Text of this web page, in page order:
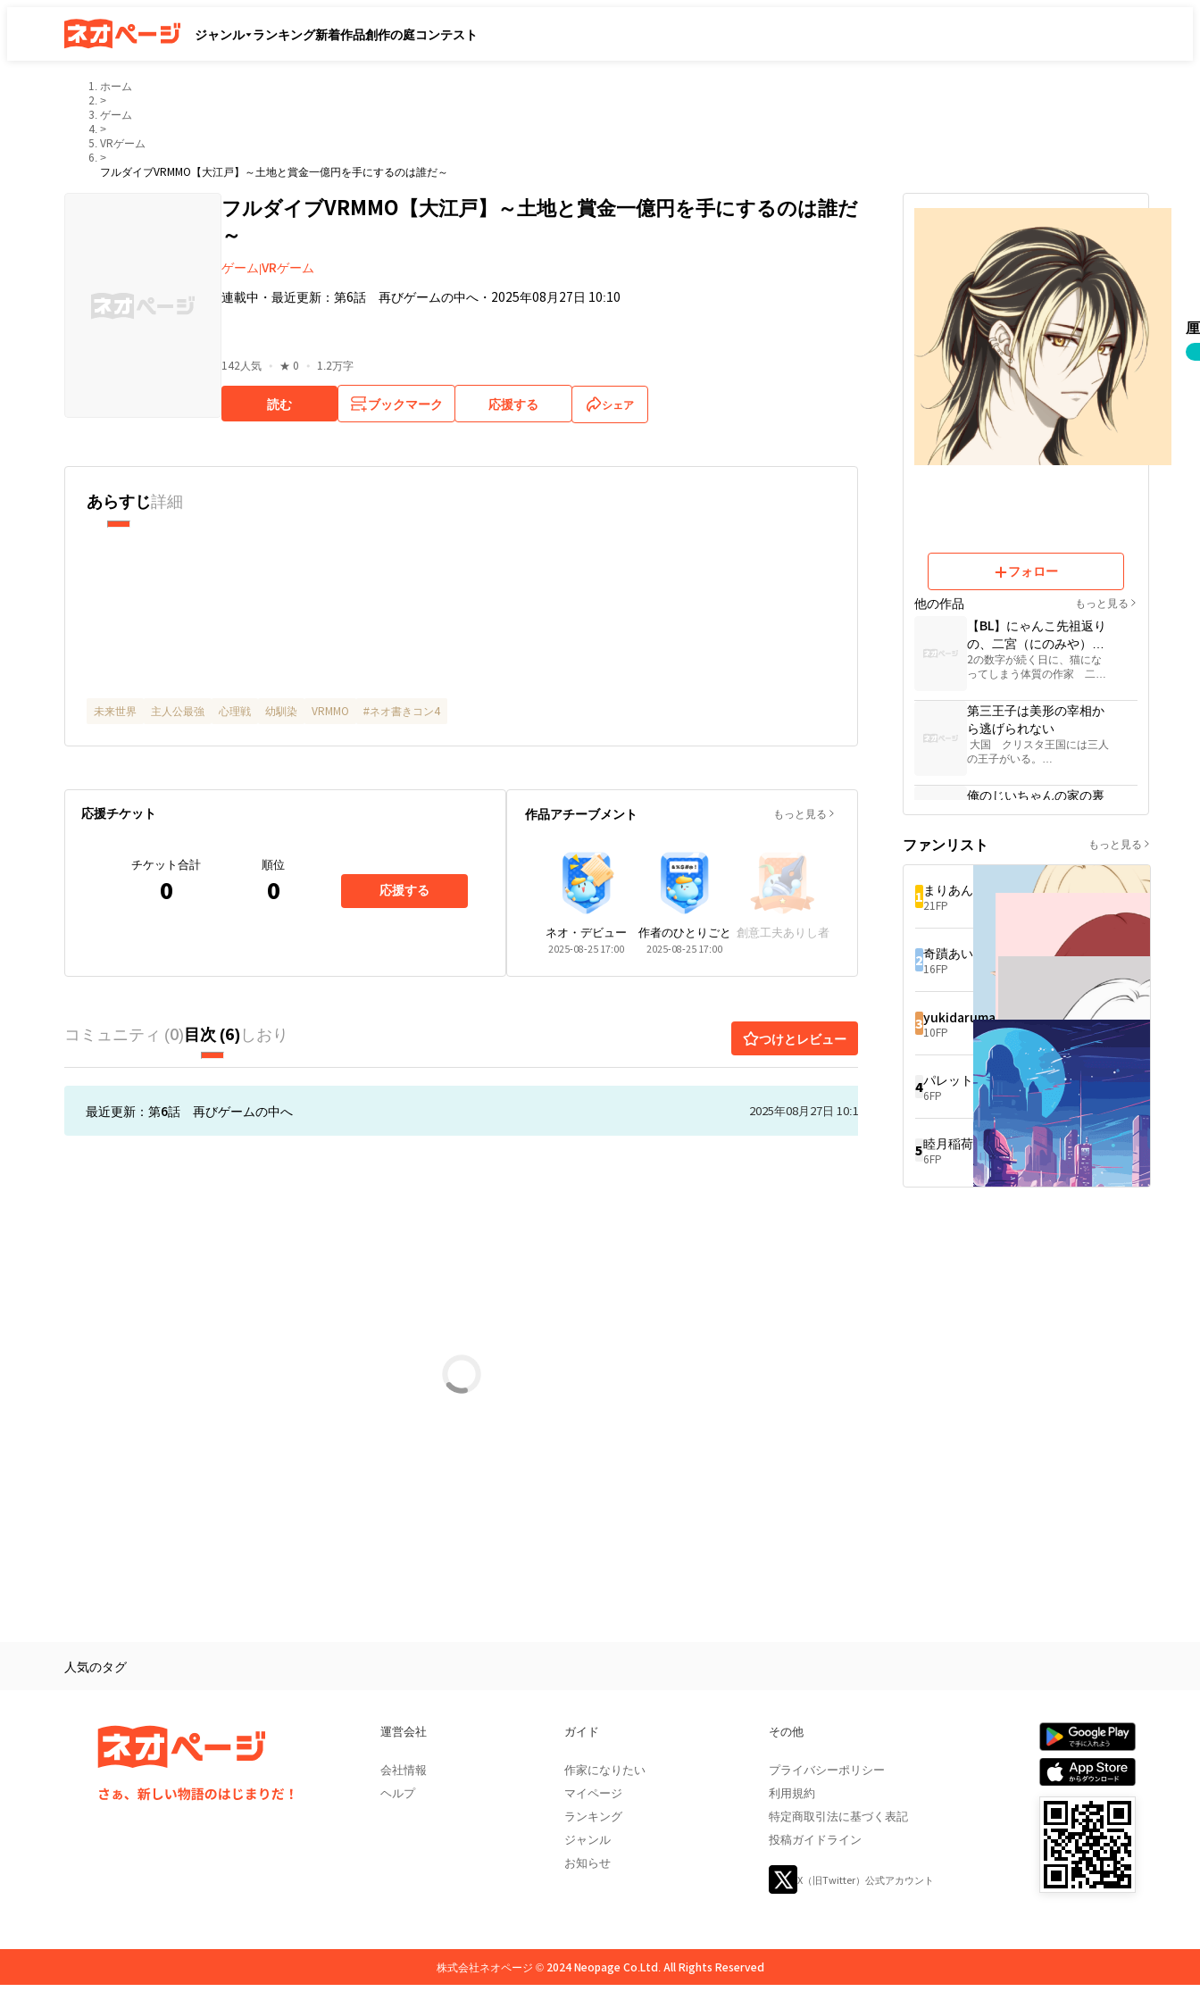
ジャンル ランキング新着作品創作の庭コンテスト
ホーム
>
ゲーム
>
VRゲーム
>
フルダイブVRMMO【大江戸】～土地と賞金一億円を手にするのは誰だ～
フルダイブVRMMO【大江戸】～土地と賞金一億円を手にするのは誰だ
～
ゲーム|VRゲーム
連載中 ・ 最近更新： 第6話 再びゲームの中へ ・ 2025年08月27日 10:10
142 人気 ・ ★ 0 ・ 1.2万字
読む ブックマーク 応援する シェア
あらすじ詳細
未来世界 主人公最強 心理戦 幼馴染 VRMMO #ネオ書きコン4
応援チケット
チケット合計
0
順位
0 応援する
作品アチーブメント もっと見る
ネオ・デビュー
2025-08-25 17:00
作者のひとりごと
2025-08-25 17:00
創意工夫ありし者
コミュニティ (0)目次 (6)しおり つけとレビュー
最近更新： 第6話 再びゲームの中へ 2025年08月27日 10:10
フォロー
他の作品
もっと見る
【BL】にゃんこ先祖返り
の、二宮（にのみや）先
生
2の数字が続く日に、猫にな
ってしまう体質の作家　二
や）。
隠しているが、友達で俳優 春
日　誉（かすが　ほまれ）に
見つかりそうになる。
執着系男子×猫体質男子
第三王子は美形の宰相か
ら逃げられない
大国　クリスタ王国には三人
の王子がいる。
神に『智』の加護をもらい隣
国の姫と結婚。子供が生まれ
て将来は安泰。
をもらい、騎士団団長へ。
兄たちには学業も体力も敵わ
なかった。
もう母（王妃）譲りの美貌
で微笑むしかない。いつから
か【微笑みの王子】と言われ
て老若男女問わず人気がある
らしい。俺はイメージを崩さ
ないように猫かぶりして過ご
だがいつもしつこく絡んで
くる奴がいる。美形の宰相
アレックス。
奴はそこにいるだけでキラキ
ラとライトが当たっているよ
うなオーラを振りまき、視線
が合えば男女問わず魅了する
という魔性の男。
俺の十八歳の【成人の儀】に
奴が数年ぶりに帰ってき
て…。
俺のじいちゃんの家の裏
山にダンジョンが見つか
いちゃんの住んでいる田舎へ
遊びに行った。
一年前にばあちゃんを亡くし
て、落ち込んでいるじいちゃ
んのために動画配信を勧めて
みた。盆栽や自然の風景に少
しずつ視聴者が増えていっ
ある日、偶然じいちゃんの家
の裏山にダンジョンを見つけ
てしまった。じいちゃんと一
緒にそこへ入ってみると…？
ファンリスト もっと見る
1まりあんぬ
21FP
2奇蹟あい
16FP
3yukidaruma
10FP
4パレット太郎
6FP
5睦月稲荷
6FP
人気のタグ
運営会社
会社情報
ヘルプ
ガイド
作家になりたい
マイページ
ランキング
ジャンル
お知らせ
その他
プライバシーポリシー
利用規約
特定商取引法に基づく表記
投稿ガイドライン
X（旧Twitter）公式アカウント
株式会社ネオページ © 2024 Neopage Co.Ltd. All Rights Reserved